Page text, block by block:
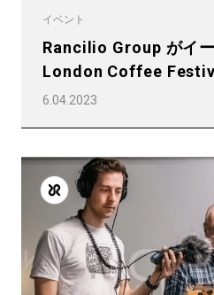
イベント
Rancilio Group がイ
London Coffee
6.04.2023